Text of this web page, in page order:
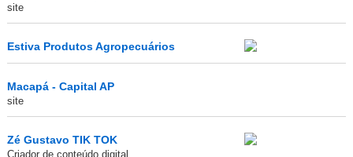
site
Estiva Produtos Agropecuários
Macapá - Capital AP
site
Zé Gustavo TIK TOK
Criador de conteúdo digital